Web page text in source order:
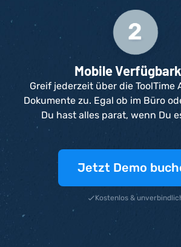
Mobile
Greif jederzeit über die ToolTime
Dokumente zu. Egal ob im Büro
Du hast alles parat, wenn Du
Jetzt Demo
Kostenlos &